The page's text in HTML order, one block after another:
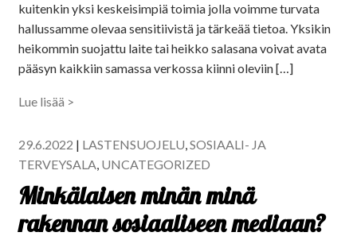
kuitenkin yksi keskeisimpiä toimia jolla voimme turvata
hallussamme olevaa sensitiivistä ja tärkeää tietoa. Yksikin
heikommin suojattu laite tai heikko salasana voivat avata
pääsyn kaikkiin samassa verkossa kiinni oleviin […]
Lue lisää >
29.6.2022 | LASTENSUOJELU,SOSIAALI- JA
TERVEYSALA, UNCATEGORIZED
Minkälaisen minän minä
rakennan sosiaaliseen mediaan?